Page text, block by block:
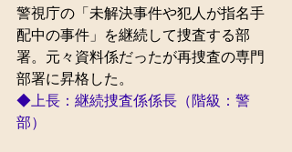
警視庁の「 未解決事件や犯人が指名手
配中の事件 」を継続して捜査する部
署。元々資料係だったが再捜査の専門
部署に昇格した。
◆上長：継続捜査係係長（階級：警
部）